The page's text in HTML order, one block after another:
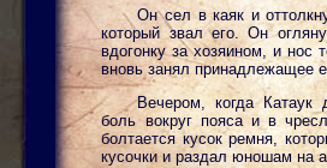
Он сел в каяк и
который звал его. Он
вдогонку за хозяином, и нос
вновь занял принадлежащее
Вечером, когда Катаук
боль вокруг пояса и в
болтается кусок ремня,
кусочки и раздал юношам на